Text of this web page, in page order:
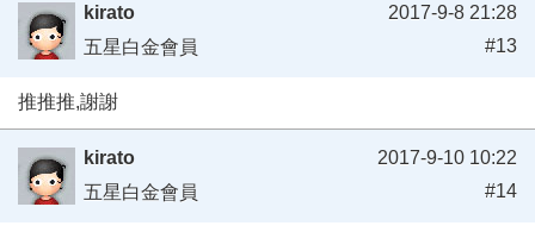
kirato
五星白金會員
2017-9-8 21:28
#13
推推推,謝謝
kirato
五星白金會員
2017-9-10 10:22
#14